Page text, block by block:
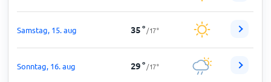
Samstag, 15. aug 35° /17°
Sonntag, 16. aug 29° /17°